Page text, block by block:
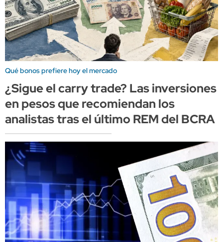
Qué bonos prefiere hoy el mercado
¿Sigue el carry trade? Las inversiones
en pesos que recomiendan los
analistas tras el último REM del BCRA